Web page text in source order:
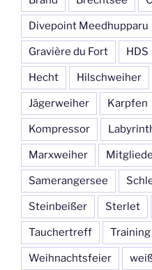
Divepoint Meedhupparu
Gravière du Fort HDS
Hecht Hilschweiher
Jägerweiher Karpfen
Kompressor
Marxweiher
Samerangersee
Steinbeißer Sterlet
Tauchertreff Training
Weihnachtsfeier